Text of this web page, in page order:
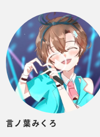
言ノ葉みくろ